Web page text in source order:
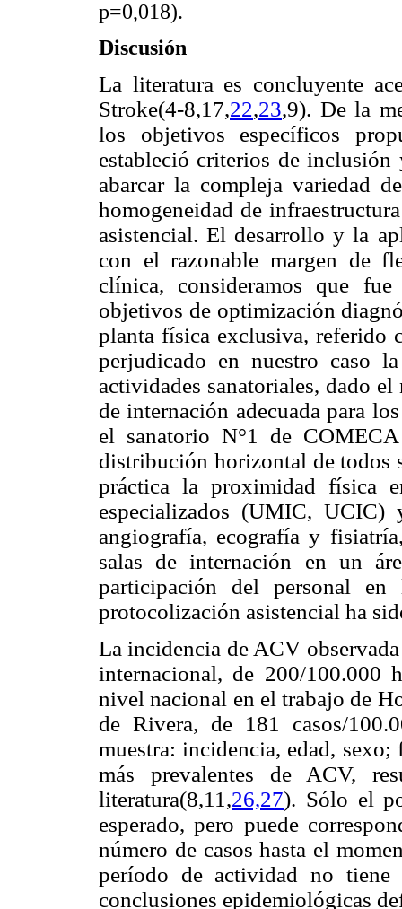
p=0,018).
Discusión
La literatura es concluyente
Stroke(4-8,17,22,23,9). De la
los objetivos específicos
estableció criterios de
abarcar la compleja variedad
homogeneidad de
asistencial. El desarrollo y la
con el razonable margen de
clínica, consideramos que
objetivos de optimización
planta física exclusiva, referido
perjudicado en nuestro caso
actividades sanatoriales, dado
de internación adecuada para
el sanatorio N°1 de
distribución horizontal de todos
práctica la proximidad física
especializados (UMIC,
angiografía, ecografía y
salas de internación en un
participación del personal
protocolización asistencial ha
La incidencia de ACV
internacional, de 200/100.000
nivel nacional en el trabajo de
de Rivera, de 181 casos/
muestra: incidencia, edad,
más prevalentes de ACV,
literatura(8,11,26,27). Sólo el
esperado, pero puede
número de casos hasta el
período de actividad no tiene
conclusiones epidemiológicas